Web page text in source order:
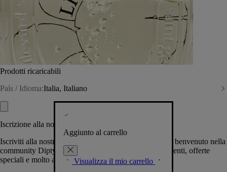
Prodotti ricaricabili
País / Idioma:Italia, Italiano
Aggiunto al carrello
Visualizza il mio carrello
Iscrizione alla nostra Newsletter
Iscriviti alla nostra newsletter per permetterci di darti il benvenuto nella
community Diptyque e tenerti al corrente su novità, eventi, offerte
speciali e molto altro.